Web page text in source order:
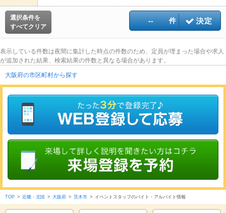
選択条件を
すべてクリア
-- 件
表示している件数は夜間に集計した時点の件数のため、定員が埋まった場合や求人
が追加された結果、検索結果の件数と異なる場合があります。
大阪府の市区町村から探す
TOP > 近畿・北陸 > 大阪府 > 茨木市 > イベントスタッフのバイト・アルバイト情報